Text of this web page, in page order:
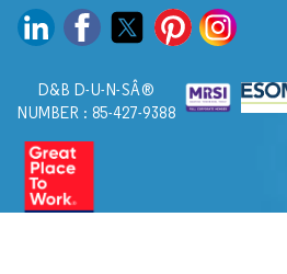
D&B D-U-N-SÂ®
NUMBER : 85-427-9388